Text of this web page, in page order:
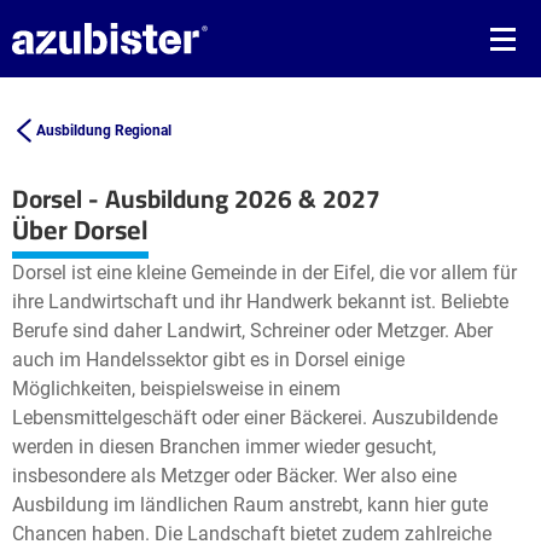
Ausbildung Regional
Dorsel - Ausbildung 2026 & 2027
+
−
Leaflet| ©OpenStreetMap2
Über Dorsel
Dorsel ist eine kleine Gemeinde in der Eifel, die vor allem für
ihre Landwirtschaft und ihr Handwerk bekannt ist. Beliebte
Berufe sind daher Landwirt, Schreiner oder Metzger. Aber
auch im Handelssektor gibt es in Dorsel einige
Möglichkeiten, beispielsweise in einem
Lebensmittelgeschäft oder einer Bäckerei. Auszubildende
werden in diesen Branchen immer wieder gesucht,
insbesondere als Metzger oder Bäcker. Wer also eine
Ausbildung im ländlichen Raum anstrebt, kann hier gute
Chancen haben. Die Landschaft bietet zudem zahlreiche